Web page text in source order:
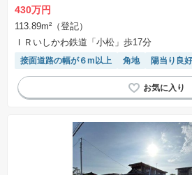
430万円
113.89m²（登記）
ＩＲいしかわ鉄道「小松」歩17分
接面道路の幅が６m以上 角地 陽当り良好